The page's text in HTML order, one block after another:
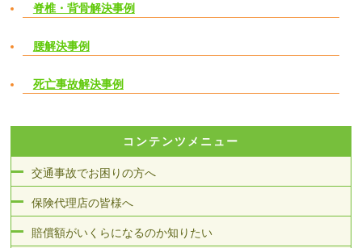
脊椎・背骨解決事例
腰解決事例
死亡事故解決事例
コンテンツメニュー
交通事故でお困りの方へ
保険代理店の皆様へ
賠償額がいくらになるのか知りたい